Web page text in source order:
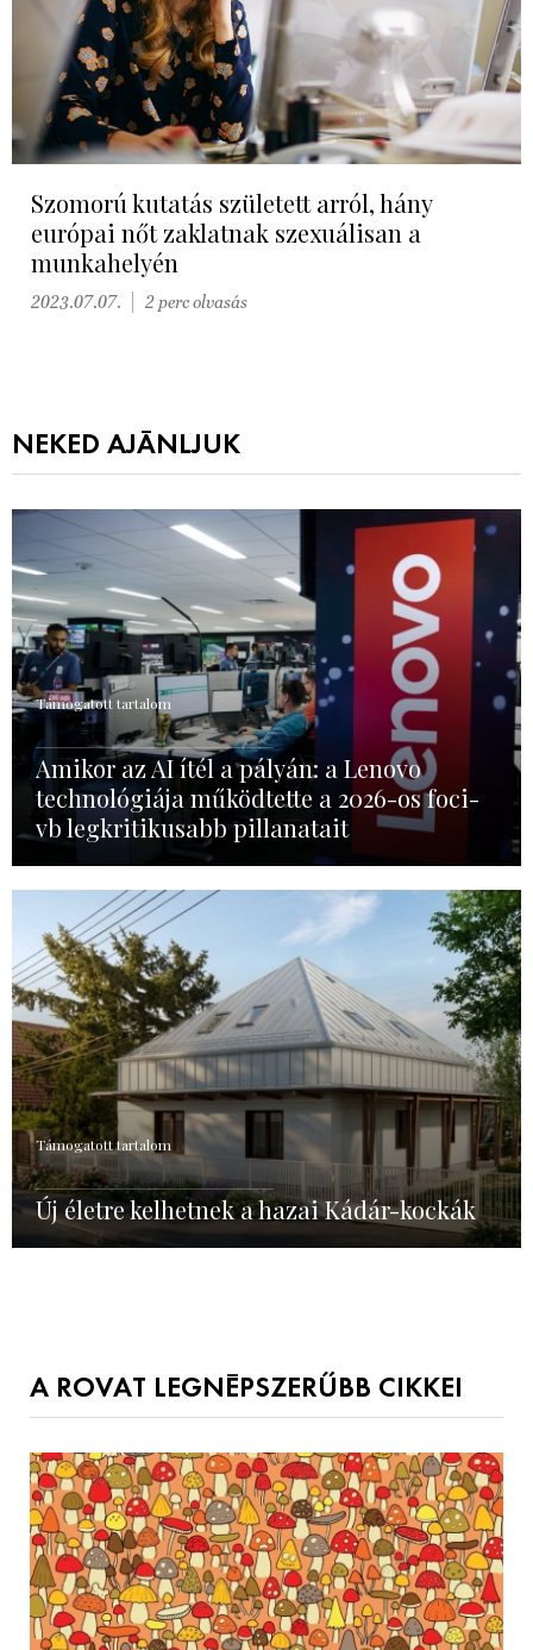
Szomorú kutatás született arról, hány
európai nőt zaklatnak szexuálisan a
munkahelyén
2023.07.07. 2 perc olvasás
NEKED AJÁNLJUK
Támogatott tartalom
Amikor az AI ítél a pályán: a Lenovo
technológiája működtette a 2026-os foci-
vb legkritikusabb pillanatait
Támogatott tartalom
Új életre kelhetnek a hazai Kádár-kockák
A ROVAT LEGNÉPSZERŰBB CIKKEI